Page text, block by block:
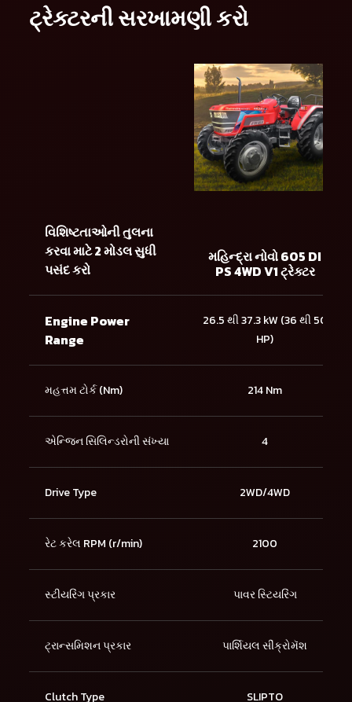
ટ્રેક્ટરની સરખામણી કરો
વિશિષ્ટતાઓની તુલના
કરવા માટે 2 મોડલ સુધી
પસંદ કરો
મહિન્દ્રા નોવો 605 DI
PS 4WD V1 ટ્રેક્ટર
Engine Power
Range
26.5 થી 37.3 kW (36 થી 50
HP)
મહત્તમ ટોર્ક (Nm) 214 Nm
એન્જિન સિલિન્ડરોની સંખ્યા 4
Drive Type 2WD/4WD
રેટ કરેલ RPM (r/min) 2100
સ્ટીયરિંગ પ્રકાર પાવર સ્ટિયરિંગ
ટ્રાન્સમિશન પ્રકાર પાર્શિયલ સીંક્રોમૅશ
Clutch Type SLIPTO